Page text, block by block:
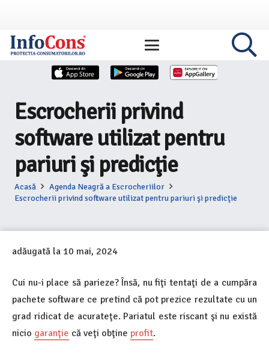
Escrocherii privind
software utilizat pentru
pariuri şi predicţie
Acasă
Agenda Neagră a Escrocheriilor
Escrocherii privind software utilizat pentru pariuri şi predicţie
adăugată la 10 mai, 2024
Cui nu-i place să parieze? Însă, nu fiţi tentaţi de a cumpăra
pachete software ce pretind că pot prezice rezultate cu un
grad ridicat de acurateţe. Pariatul este riscant şi nu există
nicio garanţie că veţi obţine profit.